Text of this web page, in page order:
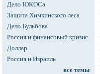
Дело ЮКОСа
Защита Химкинского леса
Дело Бульбова
Россия и финансовый кризис
Доллар
Россия и Израиль
все темы